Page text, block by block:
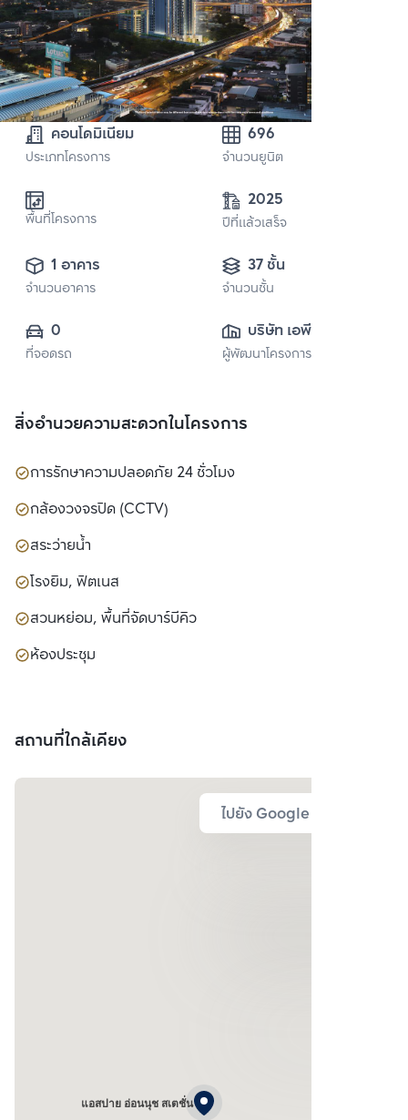
คอนโดมิเนียม
ประเภทโครงการ
696
จำนวนยูนิต
พื้นที่โครงการ
2025
ปีที่แล้วเสร็จ
1 อาคาร
จำนวนอาคาร
37 ชั้น
จำนวนชั้น
0
ที่จอดรถ
บริษัท เอพี เอ็มอี 18
จำกัด
ผู้พัฒนาโครงการ
สิ่งอำนวยความสะดวกในโครงการ
การรักษาความปลอดภัย 24 ชั่วโมง
กล้องวงจรปิด (CCTV)
สระว่ายน้ำ
โรงยิม, ฟิตเนส
สวนหย่อม, พื้นที่จัดบาร์บีคิว
ห้องประชุม
สถานที่ใกล้เคียง
ไปยัง Google Map
แอสปาย อ่อนนุช สเตชั่น